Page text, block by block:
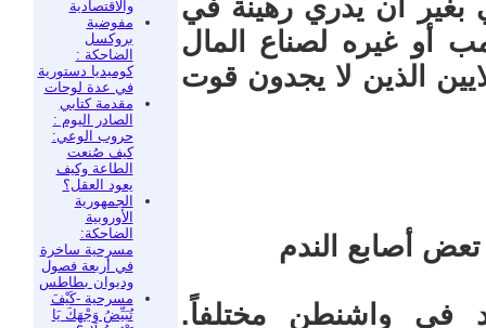
والاقتصادية
مفوضية
بروكسل
الضاحكة :
كوميديا دستورية
في عدة لوحات
مقدمة كتابي
الصادر اليوم :
حروب الوعي:
كيف صُنعت
الطاعة وكيف
يعود العقل؟
الجمهورية
الأوروبية
الضاحكة:
مسرحية ساخرة
في أربعة فصول
وديوان بطاطس
مسرحية -كَيْفَ
تُبَيِّضُ وَجْهَكَ يَا
بغير أن يدري رهينة في
أو غيره لصناع المال
الذين لا يجدون قوت
أصابع الندم
في واشنطن مختلفاً.